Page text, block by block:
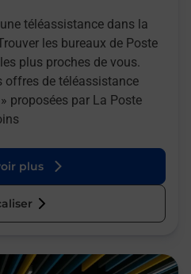
téléassistance dans la
les bureaux de Poste
plus proches de vous.
offres de téléassistance
proposées par La Poste
plus